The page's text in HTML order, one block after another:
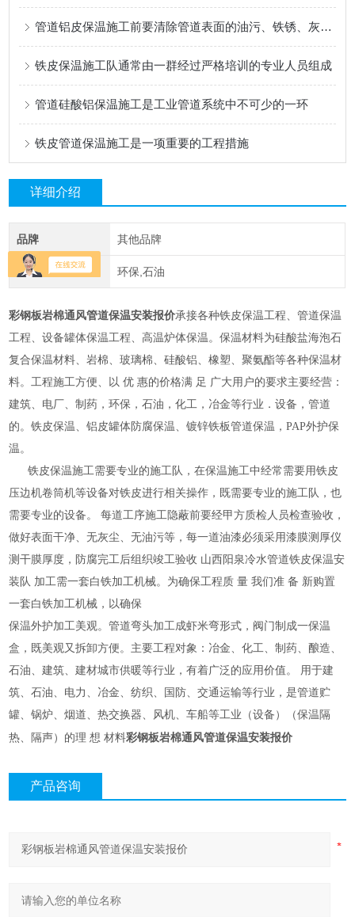
管道铝皮保温施工前要清除管道表面的油污、铁锈、灰尘等杂物
铁皮保温施工队通常由一群经过严格培训的专业人员组成
管道硅酸铝保温施工是工业管道系统中不可少的一环
铁皮管道保温施工是一项重要的工程措施
详细介绍
品牌 其他品牌
应用领域 环保,石油
彩钢板岩棉通风管道保温安装报价承接各种铁皮保温工程、管道保温
工程、设备罐体保温工程、高温炉体保温。保温材料为硅酸盐海泡石
复合保温材料、岩棉、玻璃棉、硅酸铝、橡塑、聚氨酯等各种保温材
料。工程施工方便、以 优 惠的价格满 足 广大用户的要求主要经营：
建筑、电厂、制药，环保，石油，化工，冶金等行业．设备，管道
的。铁皮保温、铝皮罐体防腐保温、镀锌铁板管道保温，PAP外护保
温。
铁皮保温施工需要专业的施工队，在保温施工中经常需要用铁皮
压边机卷筒机等设备对铁皮进行相关操作，既需要专业的施工队，也
需要专业的设备。 每道工序施工隐蔽前要经甲方质检人员检查验收，
做好表面干净、无灰尘、无油污等，每一道油漆必须采用漆膜测厚仪
测干膜厚度，防腐完工后组织竣工验收 山西阳泉冷水管道铁皮保温安
装队 加工需一套白铁加工机械。为确保工程质 量 我们准 备 新购置
一套白铁加工机械，以确保
保温外护加工美观。管道弯头加工成虾米弯形式，阀门制成一保温
盒，既美观又拆卸方便。主要工程对象：冶金、化工、制药、酿造、
石油、建筑、建材城市供暖等行业，有着广泛的应用价值。 用于建
筑、石油、电力、冶金、纺织、国防、交通运输等行业，是管道贮
罐、锅炉、烟道、热交换器、风机、车船等工业（设备）（保温隔
热、隔声）的理 想 材料彩钢板岩棉通风管道保温安装报价
产品咨询